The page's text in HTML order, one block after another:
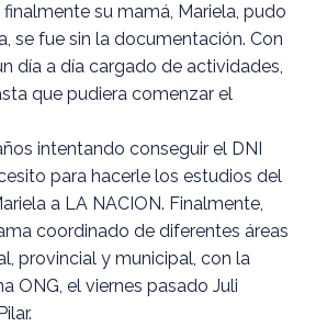
su mamá, Mariela, pudo
se fue sin la documentación. Con
día a día cargado de actividades,
que pudiera comenzar el
intentando conseguir el DNI
para hacerle los estudios del
a LA NACION. Finalmente,
coordinado de diferentes áreas
provincial y municipal, con la
ONG, el viernes pasado Juli